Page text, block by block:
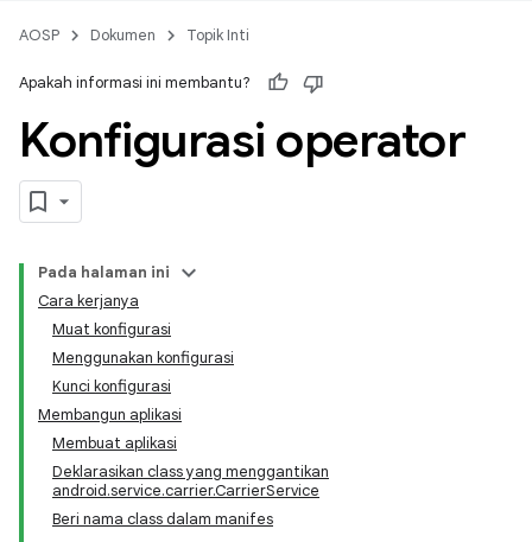
AOSP Dokumen Topik Inti
Apakah informasi ini membantu?
Konfigurasi operator
Pada halaman ini
Cara kerjanya
Muat konfigurasi
Menggunakan konfigurasi
Kunci konfigurasi
Membangun aplikasi
Membuat aplikasi
Deklarasikan class yang menggantikan
android.service.carrier.CarrierService
Beri nama class dalam manifes